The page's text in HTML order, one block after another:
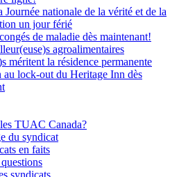
Journée nationale de la vérité et de la
un jour férié
de maladie dès maintenant!
agroalimentaires
méritent la résidence permanente
au lock-out du Heritage Inn dès
TUAC Canada?
du syndicat
en faits
syndicats